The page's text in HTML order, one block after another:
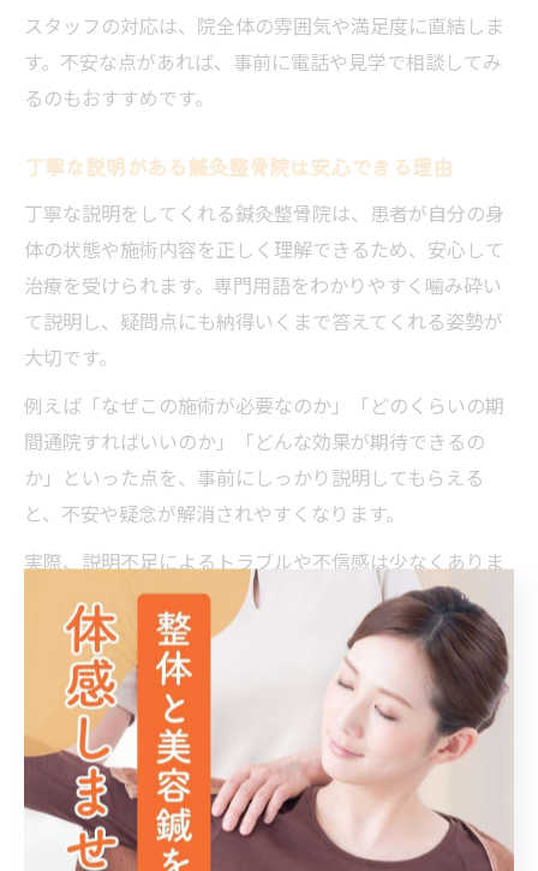
スタッフの対応は、院全体の雰囲気や満足度に直結しま
す。不安な点があれば、事前に電話や見学で相談してみ
るのもおすすめです。
丁寧な説明がある鍼灸整骨院は安心できる理由
丁寧な説明をしてくれる鍼灸整骨院は、患者が自分の身
体の状態や施術内容を正しく理解できるため、安心して
治療を受けられます。専門用語をわかりやすく噛み砕い
て説明し、疑問点にも納得いくまで答えてくれる姿勢が
大切です。
例えば「なぜこの施術が必要なのか」「どのくらいの期
間通院すればいいのか」「どんな効果が期待できるの
か」といった点を、事前にしっかり説明してもらえる
と、不安や疑念が解消されやすくなります。
実際、説明不足によるトラブルや不信感は少なくありま
せん。安心して長く通うためにも、初回カウンセリング
時の説明の充実度を確認することが重要です。
清潔感と雰囲気が評判の鍼灸整骨院の基準
鍼灸整骨院を選ぶ際、院内の清潔感や雰囲気は大きな決
め手となります。施術ベッドや待合室が常に清掃されて
いる、タオルや施術器具の衛生管理が徹底されている院
は、利用者からの信頼も厚いです。